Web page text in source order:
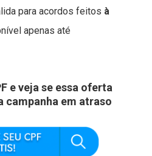
para acordos feitos à
apenas até
e veja se essa oferta
campanha em atraso